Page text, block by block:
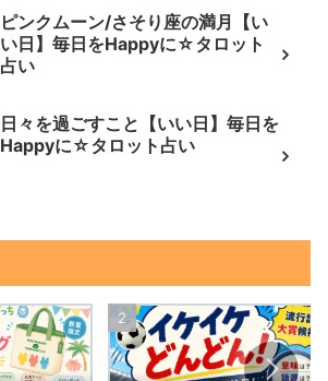
ピンクムーン/さそり座の満月【い
い日】毎日をHappyに☆タロット
占い
日々を過ごすこと【いい日】毎日を
Happyに☆タロット占い